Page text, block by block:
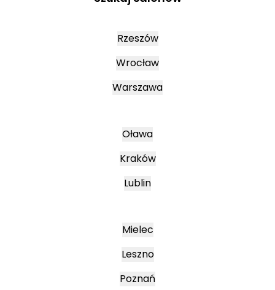
Rzeszów
Wrocław
Warszawa
Oława
Kraków
Lublin
Mielec
Leszno
Poznań